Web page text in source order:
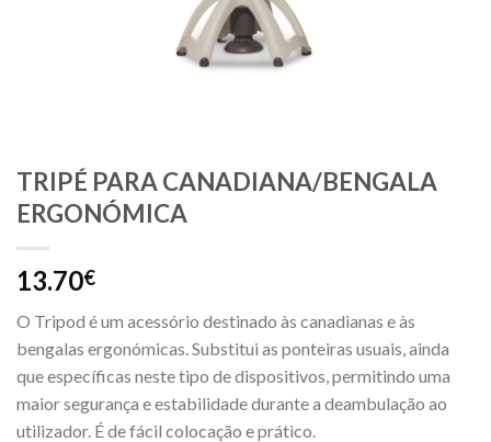
TRIPÉ PARA CANADIANA/BENGALA
ERGONÓMICA
13.70€
O Tripod é um acessório destinado às canadianas e às
bengalas ergonómicas. Substitui as ponteiras usuais, ainda
que específicas neste tipo de dispositivos, permitindo uma
maior segurança e estabilidade durante a deambulação ao
utilizador. É de fácil colocação e prático.